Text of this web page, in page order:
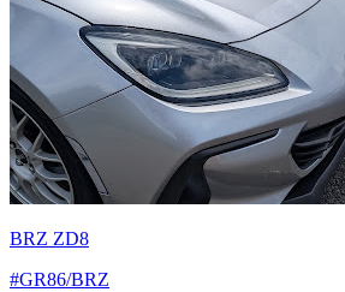
BRZ ZD8
#GR86/BRZ